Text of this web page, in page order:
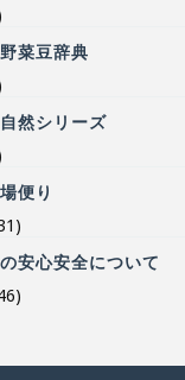
菜豆辞典
然シリーズ
便り
安心安全について